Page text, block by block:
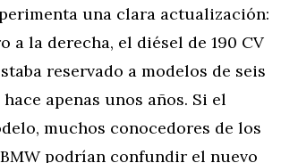
una clara actualización:
a la derecha, el diésel de 190 CV
reservado a modelos de seis
apenas unos años. Si el
muchos conocedores de los
podrían confundir el nuevo